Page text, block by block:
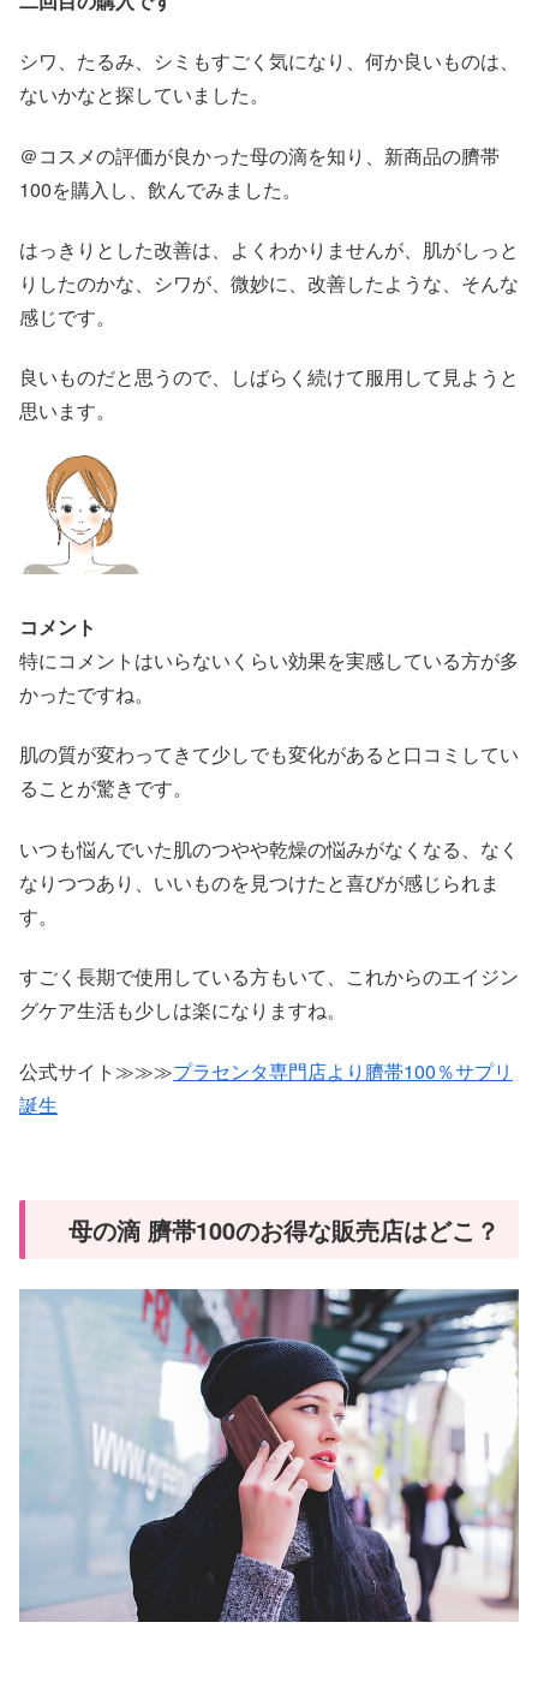
シワ、たるみ、シミもすごく気になり、何か良いものは、
ないかなと探していました。
＠コスメの評価が良かった母の滴を知り、新商品の臍帯
100を購入し、飲んでみました。
はっきりとした改善は、よくわかりませんが、肌がしっと
りしたのかな、シワが、微妙に、改善したような、そんな
感じです。
良いものだと思うので、しばらく続けて服用して見ようと
思います。
コメント
特にコメントはいらないくらい効果を実感している方が多
かったですね。
肌の質が変わってきて少しでも変化があると口コミしてい
ることが驚きです。
いつも悩んでいた肌のつやや乾燥の悩みがなくなる、なく
なりつつあり、いいものを見つけたと喜びが感じられま
す。
すごく長期で使用している方もいて、これからのエイジン
グケア生活も少しは楽になりますね。
公式サイト≫≫≫プラセンタ専門店より臍帯100％サプリ
誕生
母の滴 臍帯100のお得な販売店はどこ？